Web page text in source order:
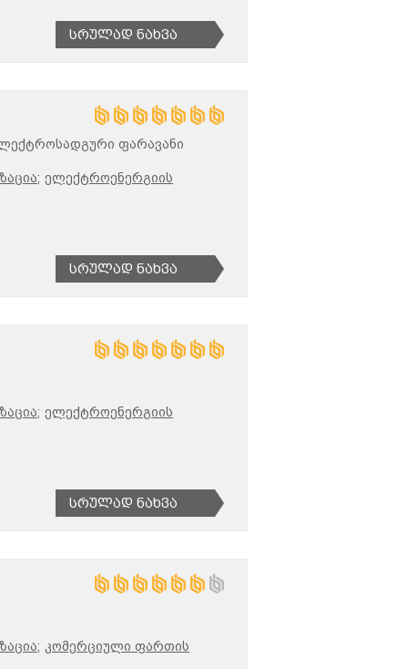
Სრულად Ნახვა
ფარავანი
ელექტროენერგიის
Სრულად Ნახვა
ელექტროენერგიის
Სრულად Ნახვა
კომერციული ფართის